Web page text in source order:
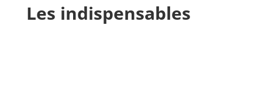
Les indispensables